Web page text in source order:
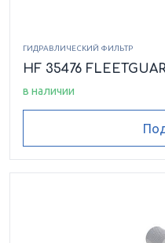
ГИДРАВЛИЧЕСКИЙ ФИЛЬТР
HF 35476
в наличии